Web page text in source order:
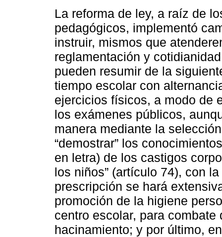
La reforma de ley, a raíz de
pedagógicos, implementó
instruir, mismos que
reglamentación y
pueden resumir de la
tiempo escolar con
ejercicios físicos, a modo de
los exámenes públicos,
manera mediante la
“demostrar” los
en letra) de los castigos
los niños” (artículo 74), con
prescripción se hará
promoción de la higiene
centro escolar, para
hacinamiento; y por último,